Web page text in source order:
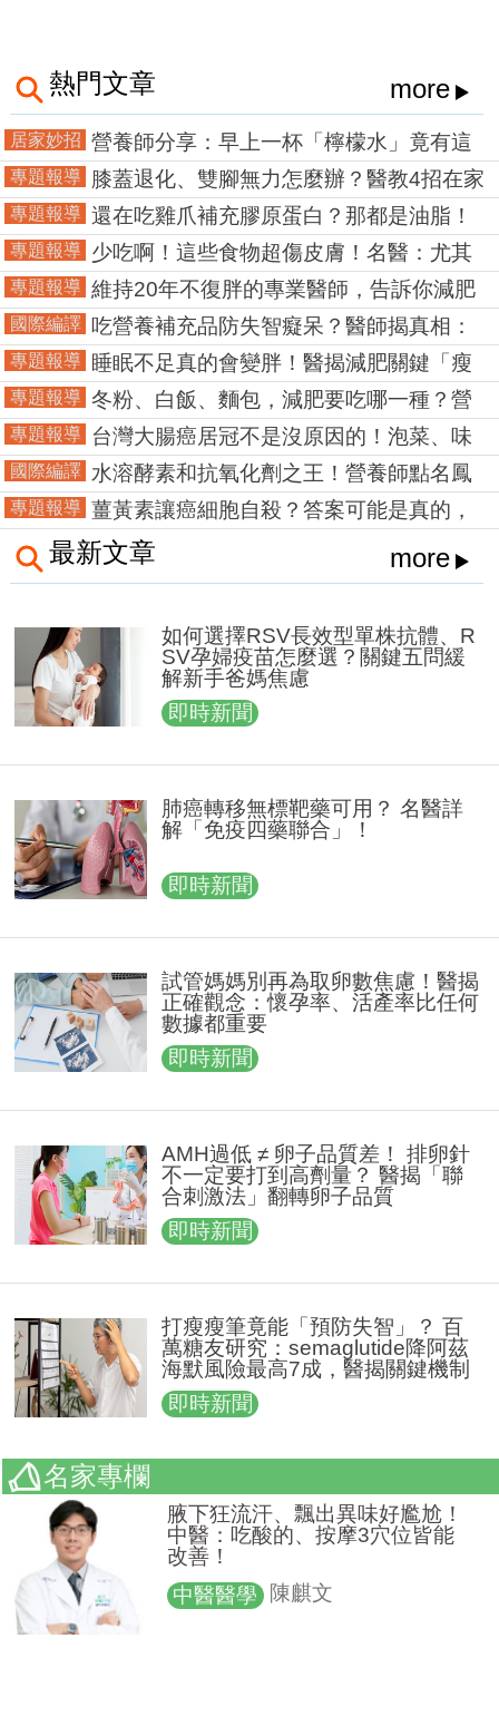
熱門文章 more
居家妙招 營養師分享：早上一杯「檸檬水」竟有這
樣超神奇的功效！不僅補水還能降血壓
專題報導 膝蓋退化、雙腳無力怎麼辦？醫教4招在家
邊看電視就能改善！
專題報導 還在吃雞爪補充膠原蛋白？那都是油脂！
營養師：要吃這些才對
專題報導 少吃啊！這些食物超傷皮膚！名醫：尤其
是甜食，易使真皮層退化！
專題報導 維持20年不復胖的專業醫師，告訴你減肥
最重要的3大秘訣！
國際編譯 吃營養補充品防失智癡呆？醫師揭真相：
不如吃這些
專題報導
睡眠不足真的會變胖！醫揭減肥關鍵「瘦
體素」很重要！
專題報導 冬粉、白飯、麵包，減肥要吃哪一種？營
養師：當然是吃這個最好！
專題報導 台灣大腸癌居冠不是沒原因的！泡菜、味
增等這些食物千萬別多吃！
國際編譯 水溶酵素和抗氧化劑之王！營養師點名鳳
梨6大養生功效
專題報導 薑黃素讓癌細胞自殺？答案可能是真的，
但怎麼吃才安全無副作用？
最新文章 more
如何選擇RSV長效型單株抗體、R
SV孕婦疫苗怎麼選？關鍵五問緩
解新手爸媽焦慮
即時新聞
肺癌轉移無標靶藥可用？ 名醫詳
解「免疫四藥聯合」！
即時新聞
試管媽媽別再為取卵數焦慮！醫揭
正確觀念：懷孕率、活產率比任何
數據都重要
即時新聞
AMH過低 ≠ 卵子品質差！ 排卵針
不一定要打到高劑量？ 醫揭「聯
合刺激法」翻轉卵子品質
即時新聞
打瘦瘦筆竟能「預防失智」？ 百
萬糖友研究：semaglutide降阿茲
海默風險最高7成，醫揭關鍵機制
即時新聞
名家專欄
腋下狂流汗、飄出異味好尷尬！
中醫：吃酸的、按摩3穴位皆能
改善！
中醫醫學
陳麒文